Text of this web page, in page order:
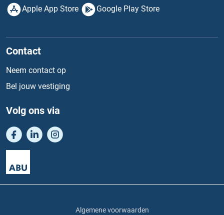
Apple App Store Google Play Store
Contact
Neem contact op
Bel jouw vestiging
Volg ons via
Algemene voorwaarden